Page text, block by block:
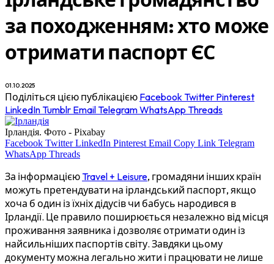
за походженням: хто може
отримати паспорт ЄС
01.10.2025
Поділіться цією публікацією FacebookTwitter Pinterest
LinkedInTumblr EmailTelegramWhatsApp Threads
Ірландія. Фото - Pixabay
Facebook Twitter LinkedIn Pinterest Email Copy Link Telegram
WhatsApp Threads
За інформацієюTravel + Leisure, громадяни інших країн
можуть претендувати на ірландський паспорт, якщо
хоча б один із їхніх дідусів чи бабусь народився в
Ірландії. Це правило поширюється незалежно від місця
проживання заявника і дозволяє отримати один із
найсильніших паспортів світу. Завдяки цьому
документу можна легально жити і працювати не лише